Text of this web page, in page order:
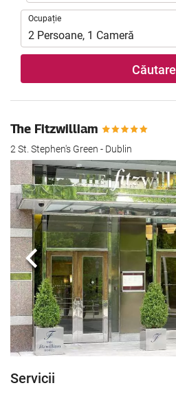
Ocupație
Ocupație
2 Persoane, 1 Cameră
Căutare
The Fitzwilliam
2 St. Stephen's Green - Dublin
Anterioară
Servicii